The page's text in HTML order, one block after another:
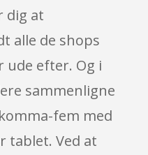
dig at
alle de shops
ude efter. Og i
sammenligne
fem med
tablet. Ved at